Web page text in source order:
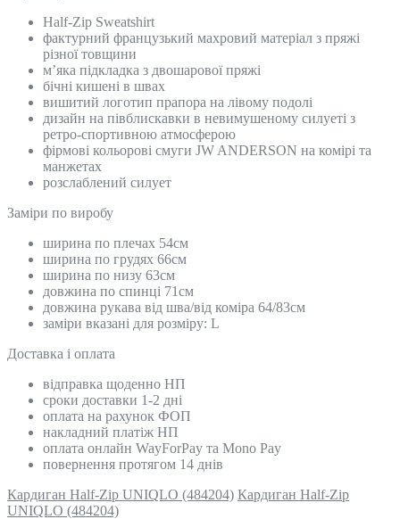
Half-Zip Sweatshirt
фактурний французький махровий матеріал з пряжі
різної товщини
м’яка підкладка з двошарової пряжі
бічні кишені в швах
вишитий логотип прапора на лівому подолі
дизайн на півблискавки в невимушеному силуеті з
ретро-спортивною атмосферою
фірмові кольорові смуги JW ANDERSON на комірі та
манжетах
розслаблений силует
Замiри по виробу
ширина по плечах 54см
ширина по грудях 66см
ширина по низу 63см
довжина по спинці 71см
довжина рукава від шва/від коміра 64/83см
заміри вказані для розміру: L
Доставка і оплата
відправка щоденно НП
сроки доставки 1-2 дні
оплата на рахунок ФОП
накладний платіж НП
оплата онлайн WayForPay та Mono Pay
повернення протягом 14 днів
Кардиган Half-Zip UNIQLO (484204) Кардиган Half-Zip
UNIQLO (484204)